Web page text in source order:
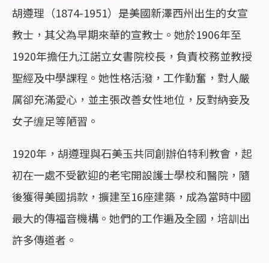
胡遵理（1874-1951）是美國新澤西州出生的女宣
教士，其父為早期來華的宣教士。她於1906年至
1920年擔任九江諾立女書院校長，負責校務並教授
聖經及中學課程。她性格活潑，工作勤奮，對人嚴
厲卻充滿愛心，並主張改善女性地位，反對納妾及
女子缠足等陋習。
1920年，胡遵理與石美玉共同創辦伯特利教會，起
初在一處不受歡迎的老宅開設護士學校和醫院，隨
後獲得美國捐款，擴建至16座建築，成為當時中國
最大的傳福音機構。她們的工作遍及全國，培訓出
許多傳道者。